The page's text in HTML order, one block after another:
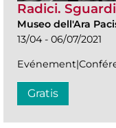
Radici.
Museo dell'Ara
13/04 - 06/07/2021
Gratis